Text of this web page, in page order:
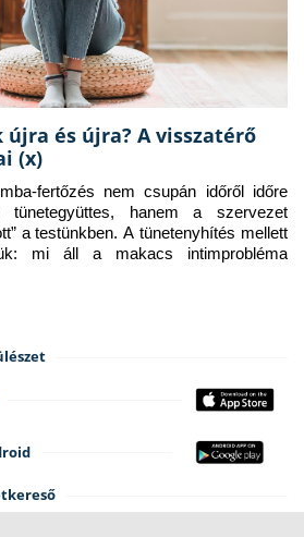
és újra? A visszatérő
(x)
fertőzés nem csupán időről időre
tünetegyüttes, hanem a szervezet
a testünkben. A tünetenyhítés mellett
mi áll a makacs intimprobléma